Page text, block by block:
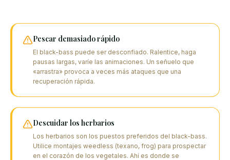
Pescar demasiado rápido
El black-bass puede ser desconfiado. Ralentice, haga
pausas largas, varíe las animaciones. Un señuelo que
«arrastra» provoca a veces más ataques que una
recuperación rápida.
Descuidar los herbarios
Los herbarios son los puestos preferidos del black-bass.
Utilice montajes weedless (texano, frog) para prospectar
en el corazón de los vegetales. Ahí es donde se